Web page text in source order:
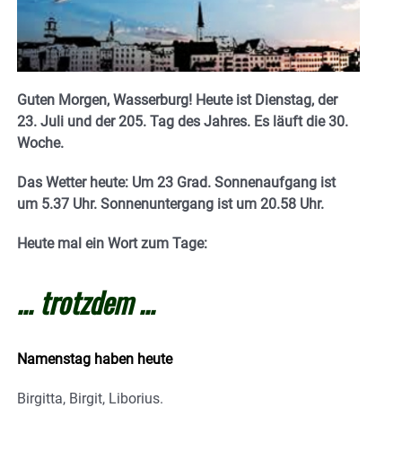
Guten Morgen, Wasserburg! Heute ist Dienstag, der
23. Juli und der 205. Tag des Jahres. Es läuft die 30.
Woche.
Das Wetter heute: Um 23 Grad. Sonnenaufgang ist
um 5.37 Uhr. Sonnenuntergang ist um 20.58 Uhr.
Heute mal ein Wort zum Tage:
… trotzdem …
Namenstag haben heute
Birgitta, Birgit, Liborius.